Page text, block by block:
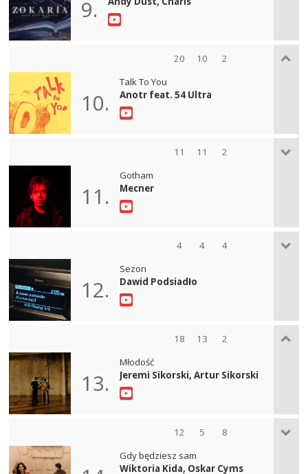
9.
20 10 2
10.
Talk To You
Anotr feat. 54 Ultra
11 11 2
11.
Gotham
Mecner
4 4 4
12.
Sezon
Dawid Podsiadło
18 13 2
13.
Młodość
Jeremi Sikorski, Artur Sikorski
12 5 8
Gdy będziesz sam
Wiktoria Kida, Oskar Cyms